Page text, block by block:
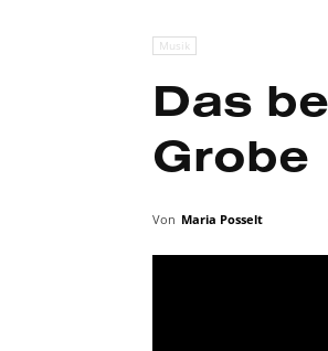
Musik
Das
Grobe
Von Maria Posselt